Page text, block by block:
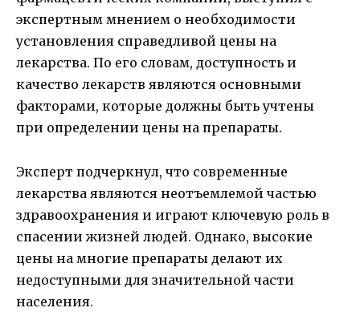
экспертным мнением о необходимости
установления справедливой цены на
лекарства. По его словам, доступность и
качество лекарств являются основными
факторами, которые должны быть учтены
при определении цены на препараты.
Эксперт подчеркнул, что современные
лекарства являются неотъемлемой частью
здравоохранения и играют ключевую роль в
спасении жизней людей. Однако, высокие
цены на многие препараты делают их
недоступными для значительной части
населения.